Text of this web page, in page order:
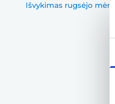
Išvykimas rugsėjo